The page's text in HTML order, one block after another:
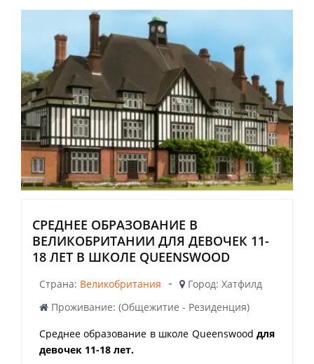
СРЕДНЕЕ ОБРАЗОВАНИЕ В
ВЕЛИКОБРИТАНИИ ДЛЯ ДЕВОЧЕК 11-
18 ЛЕТ В ШКОЛЕ QUEENSWOOD
Страна: Великобритания -
Город: Хатфилд
Проживание: (Общежитие - Резиденция)
Среднее образование в школе Queenswood для
девочек 11-18 лет.